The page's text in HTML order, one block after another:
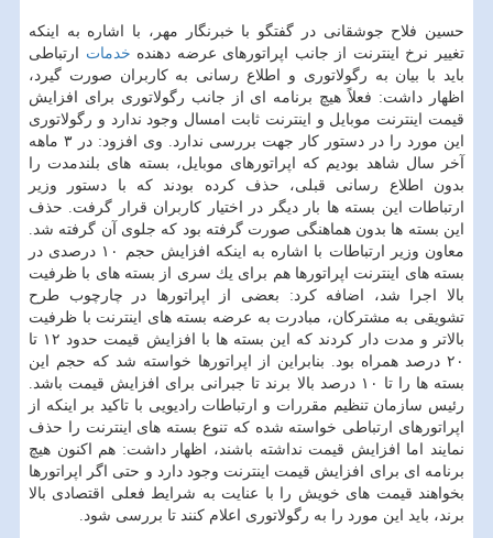
حسین فلاح جوشقانی در گفتگو با خبرنگار مهر، با اشاره به اینكه
تغییر نرخ اینترنت از جانب اپراتورهای عرضه دهنده خدمات ارتباطی
باید با بیان به رگولاتوری و اطلاع رسانی به كاربران صورت گیرد،
اظهار داشت: فعلاً هیچ برنامه ای از جانب رگولاتوری برای افزایش
قیمت اینترنت موبایل و اینترنت ثابت امسال وجود ندارد و رگولاتوری
این مورد را در دستور كار جهت بررسی ندارد. وی افزود: در ۳ ماهه
آخر سال شاهد بودیم كه اپراتورهای موبایل، بسته های بلندمدت را
بدون اطلاع رسانی قبلی، حذف كرده بودند كه با دستور وزیر
ارتباطات این بسته ها بار دیگر در اختیار كاربران قرار گرفت. حذف
این بسته ها بدون هماهنگی صورت گرفته بود كه جلوی آن گرفته شد.
معاون وزیر ارتباطات با اشاره به اینكه افزایش حجم ۱۰ درصدی در
بسته های اینترنت اپراتورها هم برای یك سری از بسته های با ظرفیت
بالا اجرا شد، اضافه كرد: بعضی از اپراتورها در چارچوب طرح
تشویقی به مشتركان، مبادرت به عرضه بسته های اینترنت با ظرفیت
بالاتر و مدت دار كردند كه این بسته ها با افزایش قیمت حدود ۱۲ تا
۲۰ درصد همراه بود. بنابراین از اپراتورها خواسته شد كه حجم این
بسته ها را تا ۱۰ درصد بالا برند تا جبرانی برای افزایش قیمت باشد.
رئیس سازمان تنظیم مقررات و ارتباطات رادیویی با تاكید بر اینكه از
اپراتورهای ارتباطی خواسته شده كه تنوع بسته های اینترنت را حذف
نمایند اما افزایش قیمت نداشته باشند، اظهار داشت: هم اكنون هیچ
برنامه ای برای افزایش قیمت اینترنت وجود دارد و حتی اگر اپراتورها
بخواهند قیمت های خویش را با عنایت به شرایط فعلی اقتصادی بالا
برند، باید این مورد را به رگولاتوری اعلام كنند تا بررسی شود.